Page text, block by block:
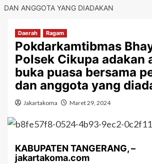
DAN ANGGOTA YANG DIADAKAN
Daerah Ragam
Pokdarkamtibmas
Polsek Cikupa adakan
buka puasa bersama
dan anggota yang
Jakartakoma Maret 29, 2024
KABUPATEN TANGERANG, –
jakartakoma.com